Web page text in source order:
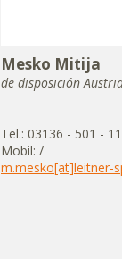
Mesko Mitija
de disposición
Tel.: 03136 - 501 -
Mobil: /
m.mesko[at]leitner-